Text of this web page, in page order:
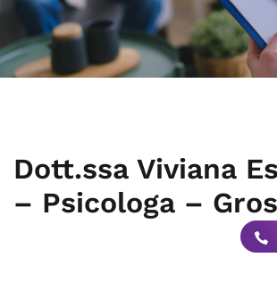
Dott.ssa Viviana
– Psicologa –